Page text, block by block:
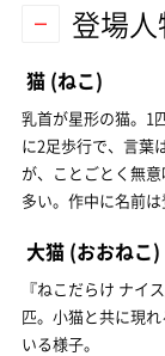
登場
猫 (ねこ)
乳首が星形の猫。1
に2足歩行で、言葉
が、ことごとく無
多い。作中に名前は
大猫 (おおねこ)
『ねこだらけ ナイ
匹。小猫と共に現
いる様子。